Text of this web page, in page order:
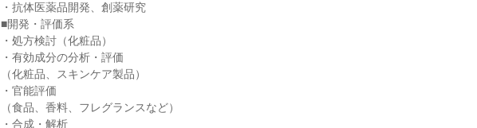
・抗体医薬品開発、創薬研究
■開発・評価系
・処方検討（化粧品）
・有効成分の分析・評価
（化粧品、スキンケア製品）
・官能評価
（食品、香料、フレグランスなど）
・合成・解析